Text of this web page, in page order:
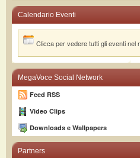
Calendario Eventi
Clicca per vedere tutti gli eventi nel
MegaVoce Social Network
Feed RSS
Video Clips
Downloads e Wallpapers
Partners